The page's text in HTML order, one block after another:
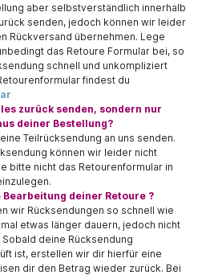
aber selbstverständlich innerhalb
senden, jedoch können wir leider
Rückversand übernehmen. Lege
das Retoure Formular bei, so
schnell und unkompliziert
findest du
zurück senden, sondern nur
deiner Bestellung?
Teilrücksendung an uns senden.
können wir leider nicht
bitte nicht das Retourenformular in
deiner Retoure ?
wir Rücksendungen so schnell wie
etwas länger dauern, jedoch nicht
deine Rücksendung
ist, erstellen wir dir hierfür eine
dir den Betrag wieder zurück. Bei